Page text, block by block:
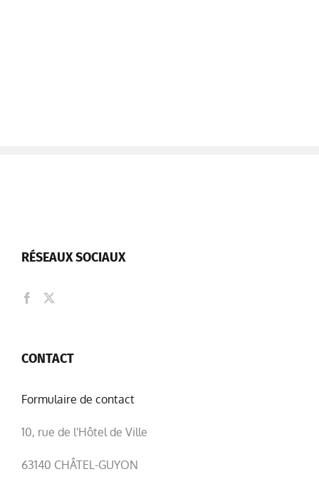
RÉSEAUX SOCIAUX
CONTACT
Formulaire de contact
10, rue de l'Hôtel de Ville
63140 CHÂTEL-GUYON